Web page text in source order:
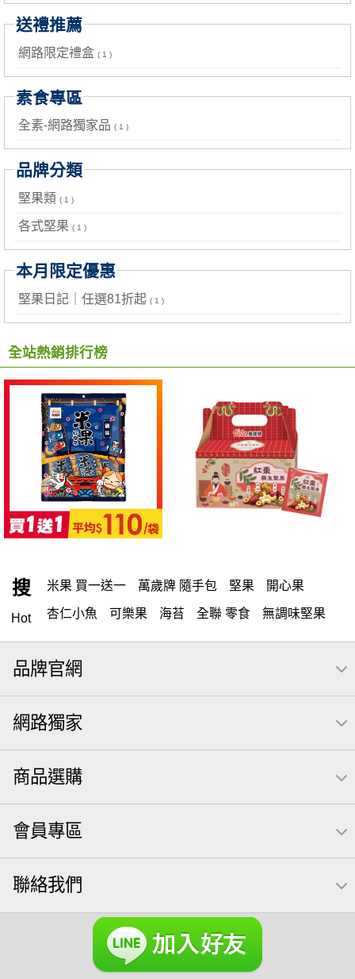
送禮推薦
網路限定禮盒 ( 1 )
素食專區
全素-網路獨家品 ( 1 )
品牌分類
堅果類 ( 1 )
各式堅果 ( 1 )
本月限定優惠
堅果日記｜任選81折起 ( 1 )
全站熱銷排行榜
搜
Hot
米果 買一送一 萬歲牌 隨手包 堅果 開心果
杏仁小魚 可樂果 海苔 全聯 零食 無調味堅果
無調味 全聯 禮盒 全聯 素食 堅穀力 綜合纖果
米果 薯條
全聯 拜拜 飲 桶裝堅果 元本山 可樂
三角壽司海苔 核桃
南瓜子 萬歲開心果 三角 荷卡
【萬歲牌】每日堅果系列
無調味綜合果 無糖 堅果飲 果乾 梅子 三角飯糰
全聯 南瓜子
可樂果 帆布袋 蔓越梅
綜合堅果 Diy飯糰 芝麻 魚 脆烤
元氣什穀堅果飲 烘焙 萬歲牌 堅果小包裝活力堅果
海苔 芥末味 萬歲牌 蔓越莓 無加糖
品牌官網
網路獨家
商品選購
會員專區
聯絡我們